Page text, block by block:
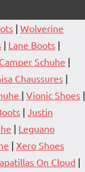
| Wolverine
| Lane Boots |
Camper Schuhe |
Chaussures |
| Vionic Shoes |
| Justin
| Leguano
| Xero Shoes
On Cloud |